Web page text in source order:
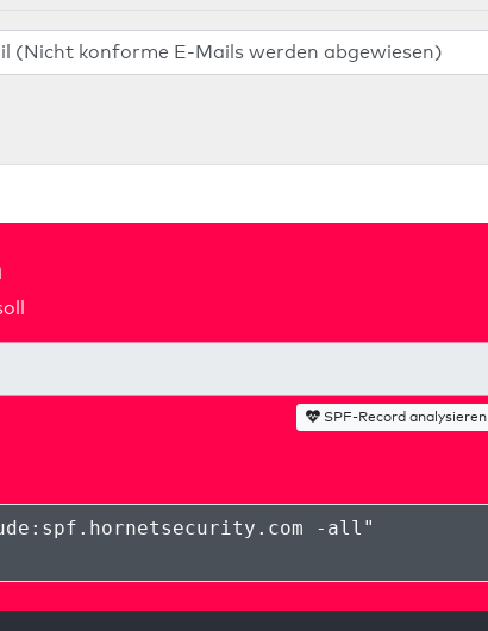
SPF-Record analysieren
-all "